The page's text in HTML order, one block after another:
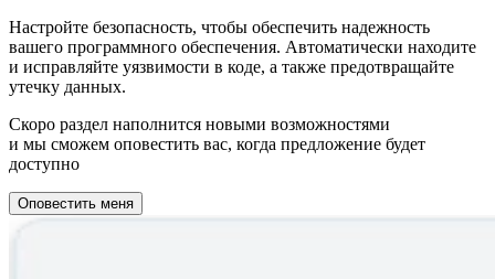
Настройте безопасность, чтобы обеспечить надежность
вашего программного обеспечения. Автоматически находите
и исправляйте уязвимости в коде, а также предотвращайте
утечку данных.
Скоро раздел наполнится новыми возможностями
и мы сможем оповестить вас, когда предложение будет
доступно
Оповестить меня